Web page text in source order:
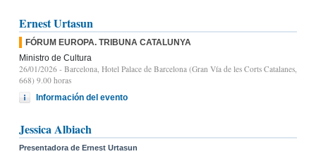
Ernest Urtasun
FÓRUM EUROPA. TRIBUNA CATALUNYA
Ministro de Cultura
26/01/2026 - Barcelona, Hotel Palace de Barcelona (Gran Vía de les Corts Catalanes,
668) 9.00 horas
Información del evento
Jessica Albiach
Presentadora de Ernest Urtasun